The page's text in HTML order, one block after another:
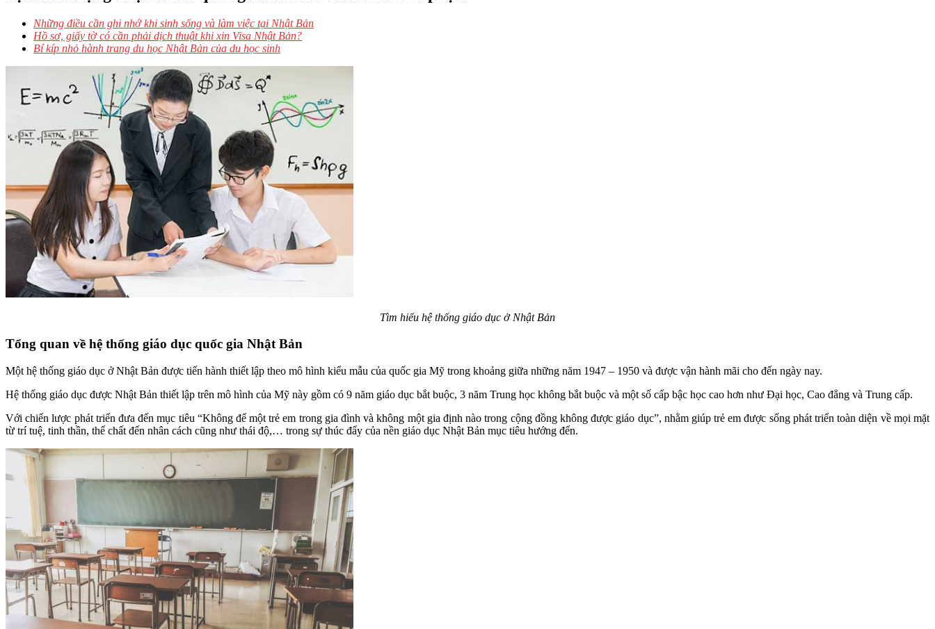
Những điều cần ghi nhớ khi sinh sống và làm việc tại Nhật Bản
Hồ sơ, giấy tờ có cần phải dịch thuật khi xin Visa Nhật Bản?
Bí kíp nhỏ hành trang du học Nhật Bản của du học sinh
Tìm hiểu hệ thống giáo dục ở Nhật Bản
Tổng quan về hệ thống giáo dục quốc gia Nhật Bản
Một hệ thống giáo dục ở Nhật Bản được tiến hành thiết lập theo mô hình kiểu mẫu của quốc gia Mỹ trong khoảng giữa những năm 1947 – 1950 và được vận hành mãi cho đến ngày nay.
Hệ thống giáo dục được Nhật Bản thiết lập trên mô hình của Mỹ này gồm có 9 năm giáo dục bắt buộc, 3 năm Trung học không bắt buộc và một số cấp bậc học cao hơn như Đại học, Cao đẳng và Trung cấp.
Với chiến lược phát triển đưa đến mục tiêu “Không để một trẻ em trong gia đình và không một gia định nào trong cộng đồng không được giáo dục”, nhằm giúp trẻ em được sống phát triển toàn diện về mọi mặt
từ trí tuệ, tinh thần, thể chất đến nhân cách cũng như thái độ,… trong sự thúc đẩy của nền giáo dục Nhật Bản mục tiêu hướng đến.